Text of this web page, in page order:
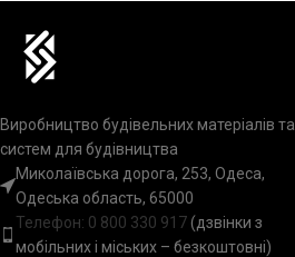
Виробництво будівельних матеріалів та
систем для будівництва
Миколаївська дорога, 253, Одеса,
Одеська область, 65000
Телефон: 0 800 330 917(дзвінки з
мобільних і міських – безкоштовні)